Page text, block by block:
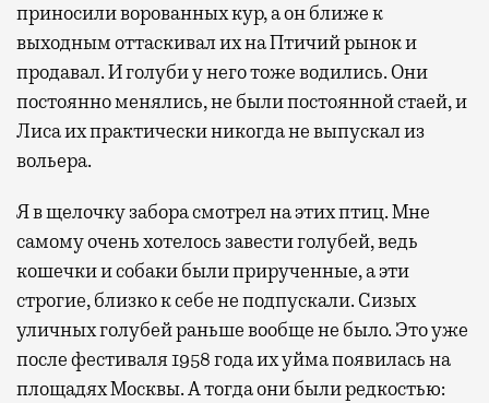
приносили ворованных кур, а он ближе к
выходным оттаскивал их на Птичий рынок и
продавал. И голуби у него тоже водились. Они
постоянно менялись, не были постоянной стаей, и
Лиса их практически никогда не выпускал из
вольера.
Я в щелочку забора смотрел на этих птиц. Мне
самому очень хотелось завести голубей, ведь
кошечки и собаки были прирученные, а эти
строгие, близко к себе не подпускали. Сизых
уличных голубей раньше вообще не было. Это уже
после фестиваля 1958 года их уйма появилась на
площадях Москвы. А тогда они были редкостью: